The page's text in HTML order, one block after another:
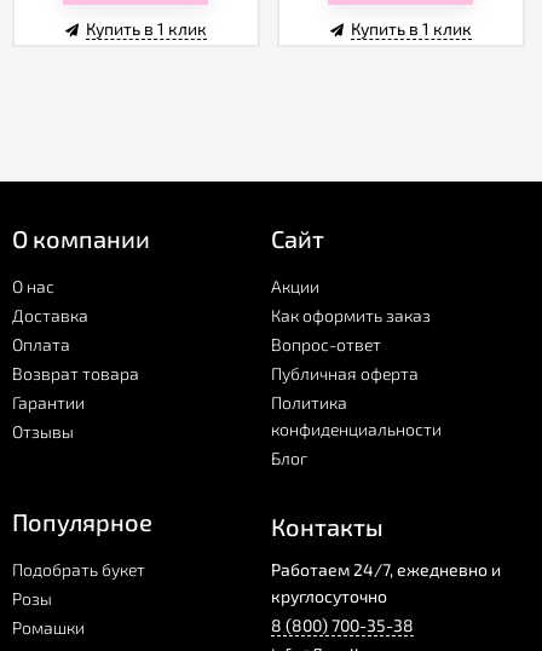
Купить в 1 клик Купить в 1 клик
О компании
О нас
Доставка
Оплата
Возврат товара
Гарантии
Отзывы
Сайт
Акции
Как оформить заказ
Вопрос-ответ
Публичная оферта
Политика
конфиденциальности
Блог
Популярное
Подобрать букет
Розы
Ромашки
Контакты
Работаем 24/7, ежедневно и
круглосуточно
8 (800) 700-35-38